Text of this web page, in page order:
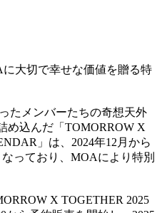
大切で幸せな価値を贈る特
たメンバーたちの奇想天外
め込んだ「TOMORROW X
」は、2024年12月から
っており、MOAにより特別
X TOGETHER 2025